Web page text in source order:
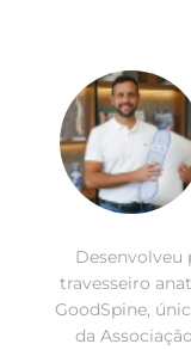
Desenvolveu
travesseiro
GoodSpine,
da